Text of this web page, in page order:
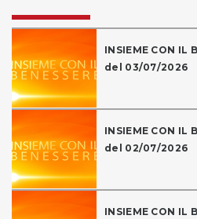
INSIEME CON IL
del 03/07/2026
INSIEME CON IL
del 02/07/2026
INSIEME CON IL